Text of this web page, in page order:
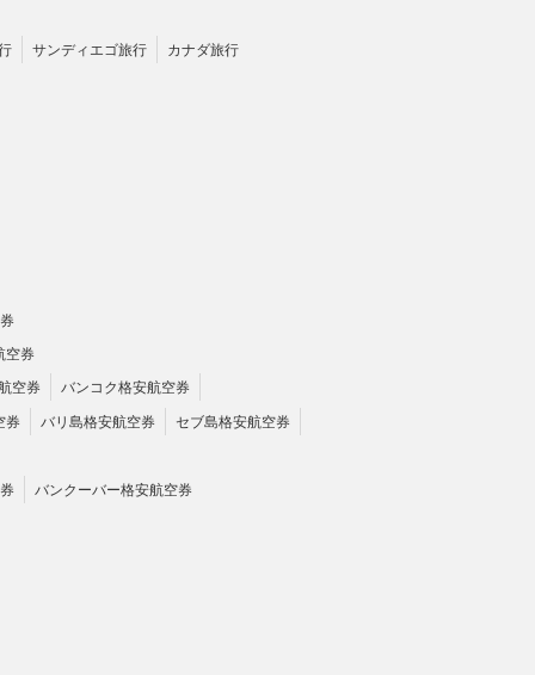
サンディエゴ旅行 カナダ旅行
空券
空券
バンコク格安航空券
券 バリ島格安航空券 セブ島格安航空券
バンクーバー格安航空券